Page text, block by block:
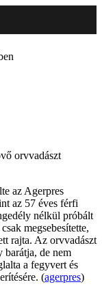
orvvadászt
az Agerpres
az 57 éves férfi
nélkül próbált
megsebesítette,
rajta. Az orvvadászt
barátja, de nem
a fegyvert és
(agerpres)